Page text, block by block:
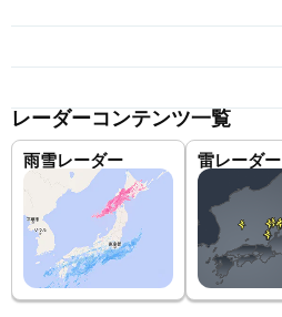
レーダーコンテンツ一覧
雨雪レーダー 雷レーダー